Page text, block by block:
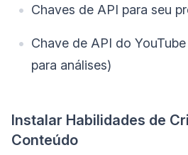
Chaves de API para seu
Chave de API do
para análises)
Instalar Habilidades de
Conteúdo